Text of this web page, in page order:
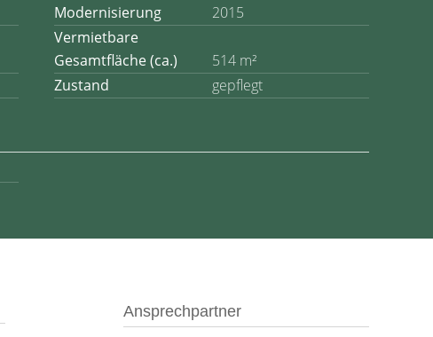
Modernisierung
2015
Vermietbare
Gesamtfläche (ca.)
514 m²
Zustand gepflegt
Ansprechpartner